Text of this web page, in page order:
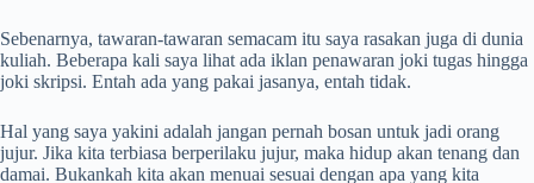
Sebenarnya, tawaran-tawaran semacam itu saya rasakan juga di dunia
kuliah. Beberapa kali saya lihat ada iklan penawaran joki tugas hingga
joki skripsi. Entah ada yang pakai jasanya, entah tidak.
Hal yang saya yakini adalah jangan pernah bosan untuk jadi orang
jujur. Jika kita terbiasa berperilaku jujur, maka hidup akan tenang dan
damai. Bukankah kita akan menuai sesuai dengan apa yang kita